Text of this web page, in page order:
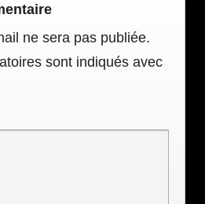
ne sera pas publiée.
sont indiqués avec